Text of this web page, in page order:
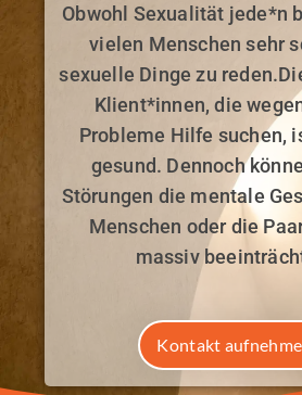
Obwohl Sexualität jede*n
vielen Menschen sehr
sexuelle Dinge zu
Klient*innen, die
Probleme Hilfe suchen,
gesund. Dennoch
Störungen die mentale
Menschen oder die
massiv
Kontakt